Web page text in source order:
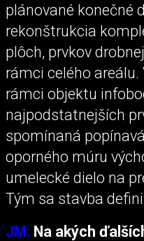
plánované konečné
rekonštrukcia
plôch, prvkov
rámci celého
rámci objektu
najpodstatnejších
spomínaná
oporného múru
umelecké dielo na
Tým sa stavba
JM: Na akých